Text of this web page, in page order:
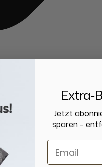
Jetzt
sparen –
Email